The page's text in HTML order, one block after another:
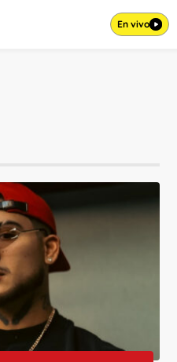
En vivo